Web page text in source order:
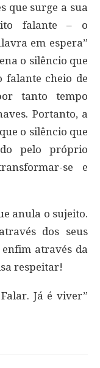
que surge a sua
falante – o
em espera”
o silêncio que
falante cheio de
tanto tempo
Portanto, a
o silêncio que
pelo próprio
se e
anula o sujeito.
dos seus
enfim através da
respeitar!
Já é viver”